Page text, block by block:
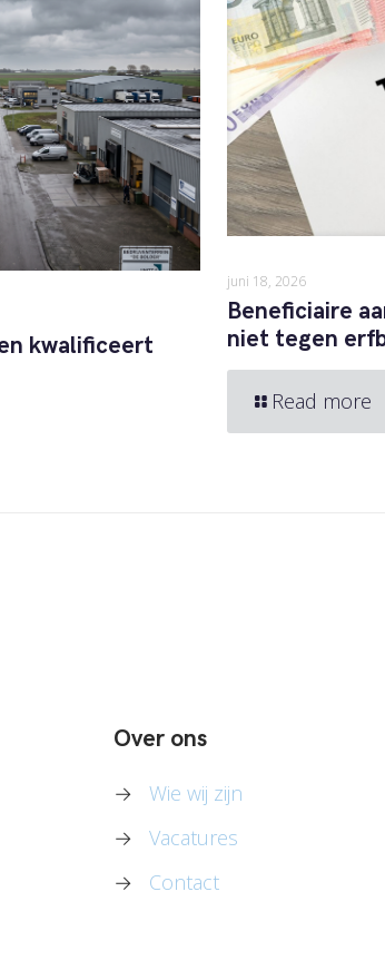
kwalificeert
juni 18, 2026
Beneficiaire
niet tegen
Read more
Over ons
→
Wie wij zijn
→
Vacatures
→
Contact